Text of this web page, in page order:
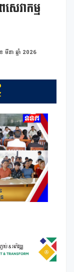
េវាកម្ម
មីនា ឆ្នាំ 2026